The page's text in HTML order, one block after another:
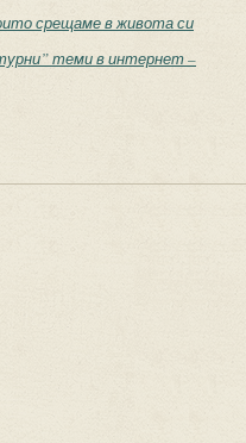
срещаме в живота си
теми в интернет –